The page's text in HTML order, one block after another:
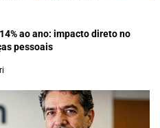
ao ano: impacto direto no
pessoais